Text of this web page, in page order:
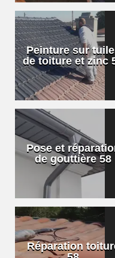
Peinture sur
de toiture et zinc
Pose et
de gouttière 58
Réparation